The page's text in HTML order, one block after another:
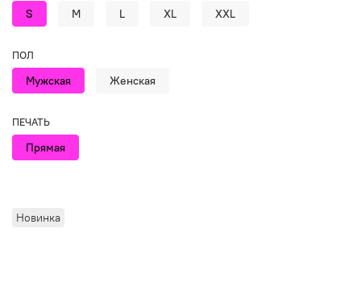
Новинка
S M L XL XXL
ПОЛ
Мужская Женская
ПЕЧАТЬ
Прямая